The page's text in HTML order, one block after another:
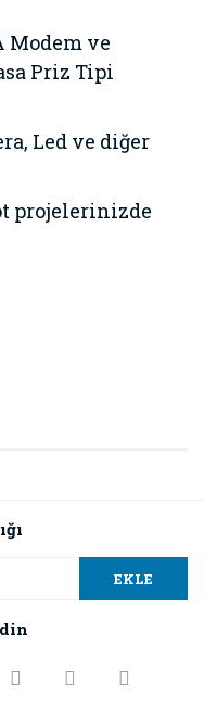
Modem ve
Priz Tipi
Led ve diğer
projelerinizde
EKLE